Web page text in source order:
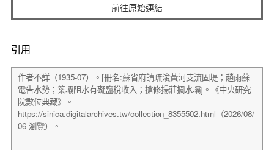
前往原始連結
引用